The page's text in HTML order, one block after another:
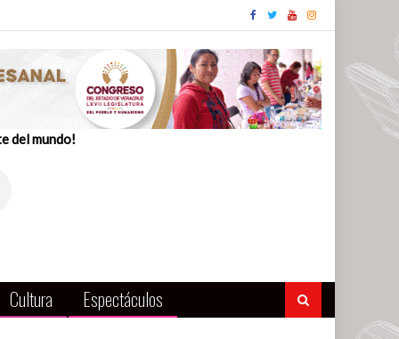
del mundo!
Cultura Espectáculos